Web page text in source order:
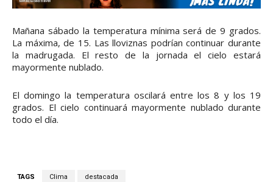
Mañana sábado la temperatura mínima será de 9 grados.
La máxima, de 15. Las lloviznas podrían continuar durante
la madrugada. El resto de la jornada el cielo estará
mayormente nublado.
El domingo la temperatura oscilará entre los 8 y los 19
grados. El cielo continuará mayormente nublado durante
todo el día.
TAGS Clima destacada